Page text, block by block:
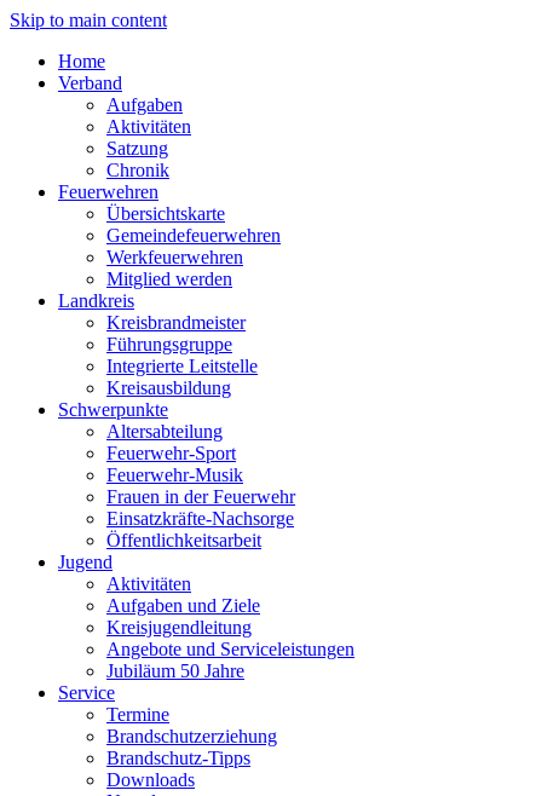
Skip to main content
Home
Verband
Aufgaben
Aktivitäten
Satzung
Chronik
Feuerwehren
Übersichtskarte
Gemeindefeuerwehren
Werkfeuerwehren
Mitglied werden
Landkreis
Kreisbrandmeister
Führungsgruppe
Integrierte Leitstelle
Kreisausbildung
Schwerpunkte
Altersabteilung
Feuerwehr-Sport
Feuerwehr-Musik
Frauen in der Feuerwehr
Einsatzkräfte-Nachsorge
Öffentlichkeitsarbeit
Jugend
Aktivitäten
Aufgaben und Ziele
Kreisjugendleitung
Angebote und Serviceleistungen
Jubiläum 50 Jahre
Service
Termine
Brandschutzerziehung
Brandschutz-Tipps
Downloads